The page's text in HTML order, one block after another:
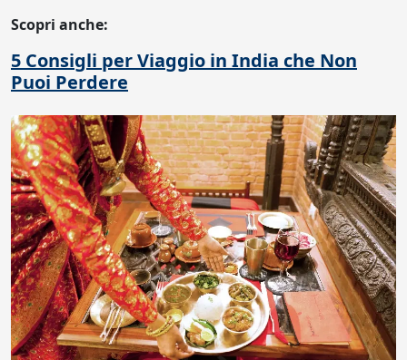
Scopri anche:
5 Consigli per Viaggio in India che Non
Puoi Perdere